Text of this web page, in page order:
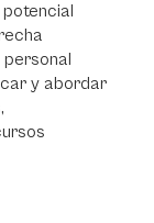
y abordar